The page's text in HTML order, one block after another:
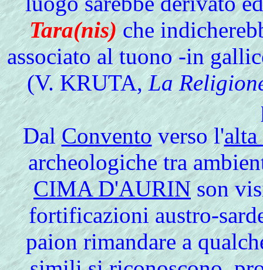
Tara(nis)che
associato al tuono -in
(V. KRUTA,La
DalConventoverso l'
archeologiche tra
CIMA D'AURINson
fortificazioni austro-
paion rimandare a